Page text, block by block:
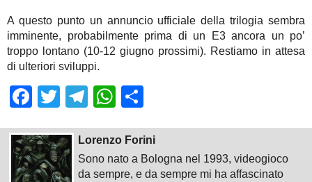
A questo punto un annuncio ufficiale della trilogia sembra
imminente, probabilmente prima di un E3 ancora un po’
troppo lontano (10-12 giugno prossimi). Restiamo in attesa
di ulteriori sviluppi.
Facebook
TwitterTelegram
WhatsApp
Lorenzo Forini
Sono nato a Bologna nel 1993, videogioco
da sempre, e da sempre mi ha affascinato